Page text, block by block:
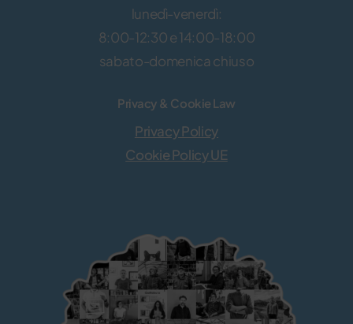
lunedì-venerdì:
8:00-12:30 e 14:00-18:00
sabato-domenica chiuso
Privacy & Cookie Law
Privacy Policy
Cookie Policy UE